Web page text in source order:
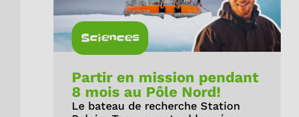
Sciences
Partir en mission pendant
8 mois au Pôle Nord!
Le bateau de recherche Station